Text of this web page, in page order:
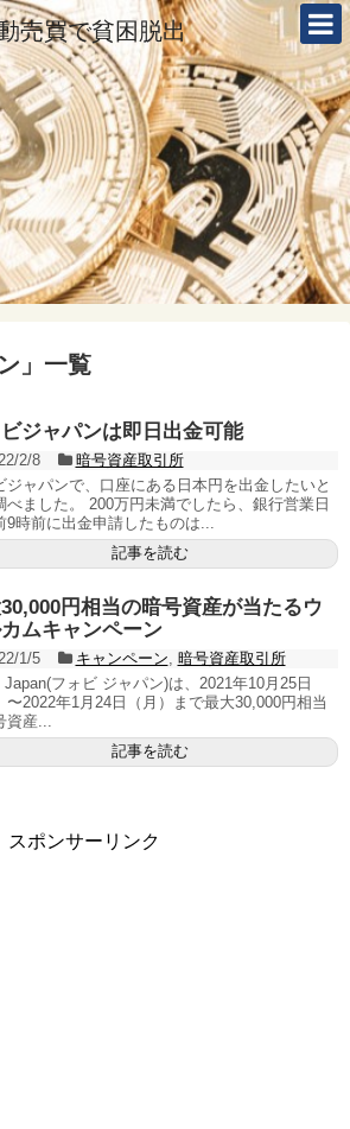
売買で貧困脱出
」 一覧
ジャパンは即日出金可能
2/8
暗号資産取引所
ジャパンで、口座にある日本円を出金したいと
べました。 200万円未満でしたら、銀行営業日
9時前に出金申請したものは...
記事を読む
円相当の暗号資産が当たるウ
ムキャンペーン
1/5 キャンペーン 暗号資産取引所
Japan(フォビ ジャパン)は、2021年10月25日
〜2022年1月24日（月）まで最大30,000円相当
産...
記事を読む
スポンサーリンク